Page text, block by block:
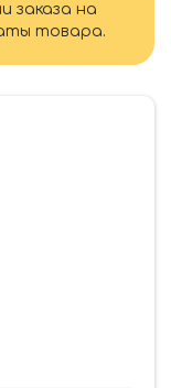
заказа на
товара.